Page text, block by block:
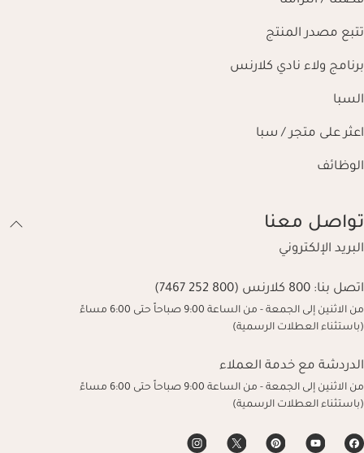
تتبع مصدر المنتج
برنامج ولاء نادي كلارنس
السبا
اعثر على متجر / سبا
الوظائف
تواصل معنا
البريد الإلكتروني
اتصل بنا: 800 كلارنس (800 252 7467)
من الاثنين إلى الجمعة - من الساعة 9:00 صباحاً حتى 6:00 مساءً
(باستثناء العطلات الرسمية)
الدردشة مع خدمة العملاء
من الاثنين إلى الجمعة - من الساعة 9:00 صباحاً حتى 6:00 مساءً
(باستثناء العطلات الرسمية)